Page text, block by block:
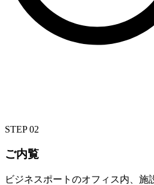
STEP 02
ご内覧
ビジネスポートのオフィス内、施